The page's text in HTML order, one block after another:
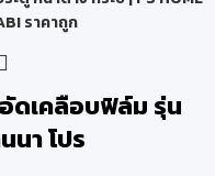
ดเคลือบฟิล์ม รุ่น
นา โปร